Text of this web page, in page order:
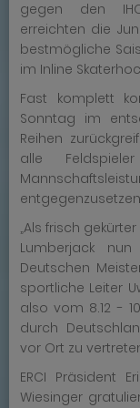
gegen den
erreichten die
bestmögliche
im Inline
Fast komplett
Sonntag im
Reihen
alle
„Als frisch
Lumberjack
Deutschen
sportliche Leiter
also vom 8.12 -
durch
vor Ort zu
ERCI Präsident
Wiesinger